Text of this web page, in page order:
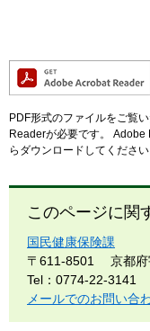
PDF形式のファイルをご覧
Readerが必要です。
Adobe
らダウンロードしてください
このページに関
国民健康保険課
〒611-8501
京都
Tel：0774-22-3141
メールでのお問い合